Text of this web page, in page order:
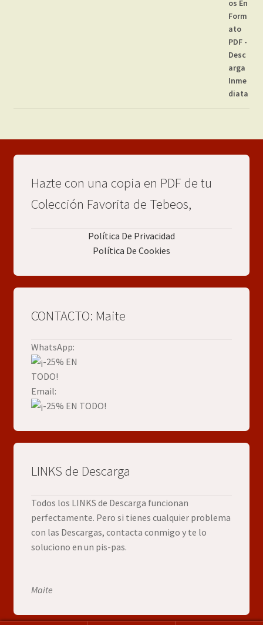
Hazte con una copia en PDF de tu
Colección Favorita de Tebeos,
Política De Privacidad
Política De Cookies
CONTACTO: Maite
WhatsApp:
Email:
LINKS de Descarga
Todos los LINKS de Descarga funcionan
perfectamente. Pero si tienes cualquier problema
con las Descargas, contacta conmigo y te lo
soluciono en un pis-pas.
Maite